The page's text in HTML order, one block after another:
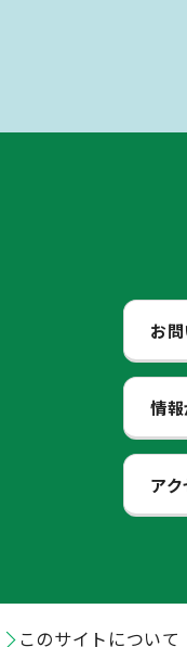
お
情
ア
このサイトについて